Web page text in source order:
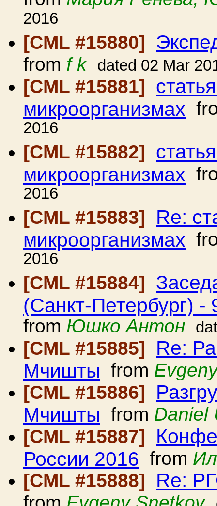
2016
[CML #15880]
from f k dated 02 Mar
[CML #15881]
микроорганизмах
2016
[CML #15882]
микроорганизмах
2016
[CML #15883]
Re:
микроорганизмах
2016
[CML #15884]
(Санкт-Петербург) -
from Юшко Антон
[CML #15885] Re:
Мчишты from
[CML #15886]
Мчишты from Daniel
[CML #15887]
России 2016 from
[CML #15888]
Re: